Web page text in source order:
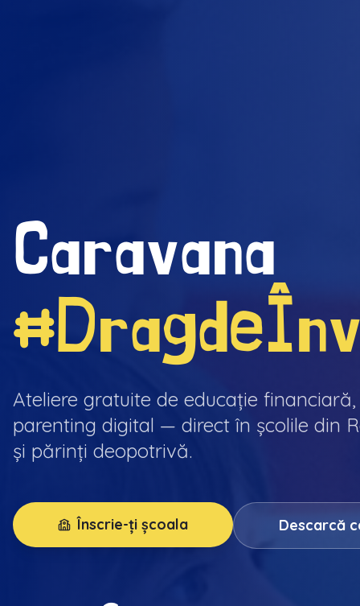
Caravana
Ateliere gratuite de educație
parenting digital — direct în școlile din
și părinți deopotrivă.
Înscrie-ți școala Descarcă